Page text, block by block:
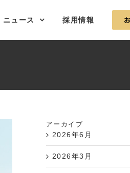
ニュース 採用情報
アーカイブ
2026年6月
2026年3月